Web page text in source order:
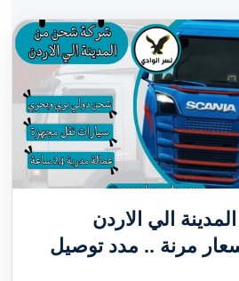
الي الاردن
أسعار مرنة .. مدد توصيل